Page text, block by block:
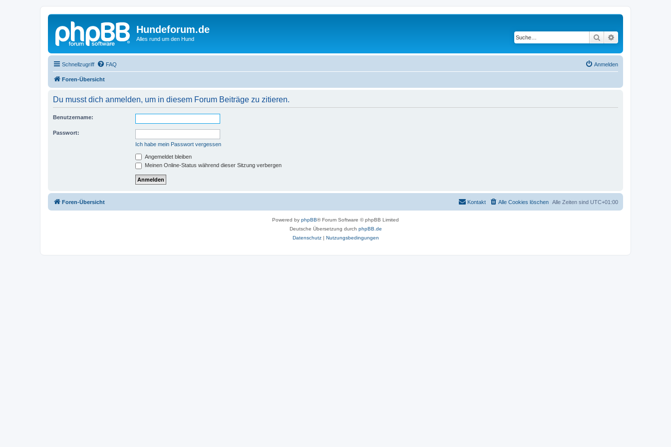
Hundeforum.de
Alles rund um den Hund Suche
Schnellzugriff FAQ Anmelden
Foren-Übersicht
Du musst dich anmelden, um in diesem Forum Beiträge zu zitieren.
Benutzername:
Passwort:
Ich habe mein Passwort vergessen
Angemeldet bleiben
Meinen Online-Status während dieser Sitzung verbergen
Foren-Übersicht Alle Zeiten sind UTC+01:00
Alle Cookies löschen
Kontakt
Powered by phpBB® Forum Software © phpBB Limited
Deutsche Übersetzung durch phpBB.de
Datenschutz| Nutzungsbedingungen